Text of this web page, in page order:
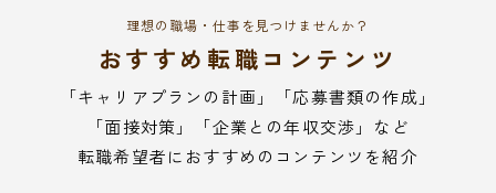
理想の職場・仕事を見つけませんか？
おすすめ転職コンテンツ
「キャリアプランの計画」「応募書類の作成」
「面接対策」「企業との年収交渉」など
転職希望者におすすめのコンテンツを紹介